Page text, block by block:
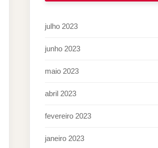
julho 2023
junho 2023
maio 2023
abril 2023
fevereiro 2023
janeiro 2023